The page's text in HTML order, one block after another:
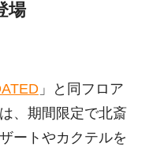
場
」と同フロア
、期間限定で北斎
ートやカクテルを